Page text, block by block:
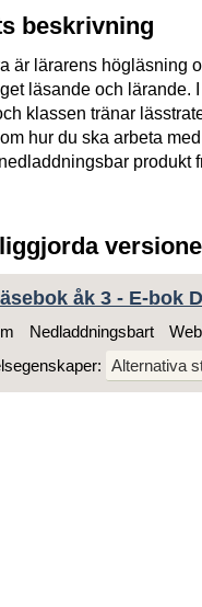
beskrivning
är lärarens högläsning
läsande och lärande.
klassen tränar
hur du ska arbeta
produkt
åk 3 - E-bok
Nedladdningsbart
Alternativa